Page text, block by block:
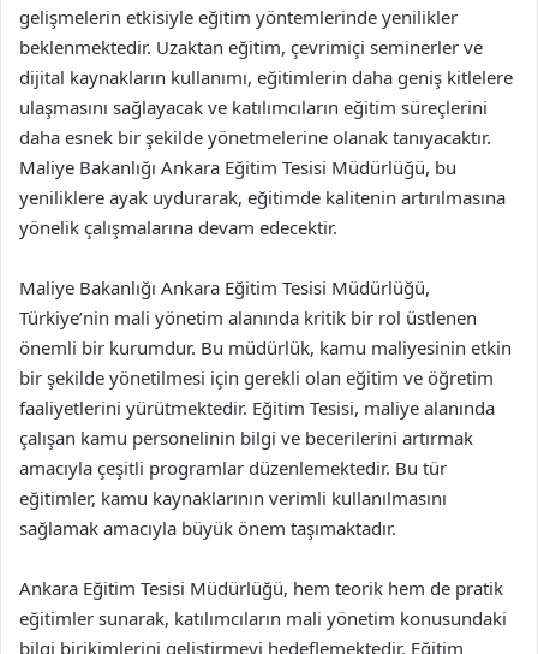
gelişmelerin etkisiyle eğitim yöntemlerinde yenilikler
beklenmektedir. Uzaktan eğitim, çevrimiçi seminerler ve
dijital kaynakların kullanımı, eğitimlerin daha geniş kitlelere
ulaşmasını sağlayacak ve katılımcıların eğitim süreçlerini
daha esnek bir şekilde yönetmelerine olanak tanıyacaktır.
Maliye Bakanlığı Ankara Eğitim Tesisi Müdürlüğü, bu
yeniliklere ayak uydurarak, eğitimde kalitenin artırılmasına
yönelik çalışmalarına devam edecektir.
Maliye Bakanlığı Ankara Eğitim Tesisi Müdürlüğü,
Türkiye’nin mali yönetim alanında kritik bir rol üstlenen
önemli bir kurumdur. Bu müdürlük, kamu maliyesinin etkin
bir şekilde yönetilmesi için gerekli olan eğitim ve öğretim
faaliyetlerini yürütmektedir. Eğitim Tesisi, maliye alanında
çalışan kamu personelinin bilgi ve becerilerini artırmak
amacıyla çeşitli programlar düzenlemektedir. Bu tür
eğitimler, kamu kaynaklarının verimli kullanılmasını
sağlamak amacıyla büyük önem taşımaktadır.
Ankara Eğitim Tesisi Müdürlüğü, hem teorik hem de pratik
eğitimler sunarak, katılımcıların mali yönetim konusundaki
bilgi birikimlerini geliştirmeyi hedeflemektedir. Eğitim